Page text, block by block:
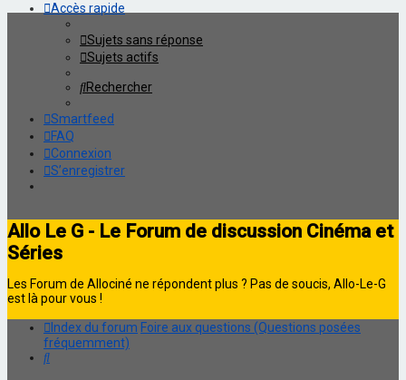
Accès rapide
Sujets sans réponse
Sujets actifs
Rechercher
Smartfeed
FAQ
Connexion
S’enregistrer
Allo Le G - Le Forum de discussion Cinéma et
Séries
Les Forum de Allociné ne répondent plus ? Pas de soucis, Allo-Le-G
est là pour vous !
Index du forum Foire aux questions (Questions posées
fréquemment)
Rechercher